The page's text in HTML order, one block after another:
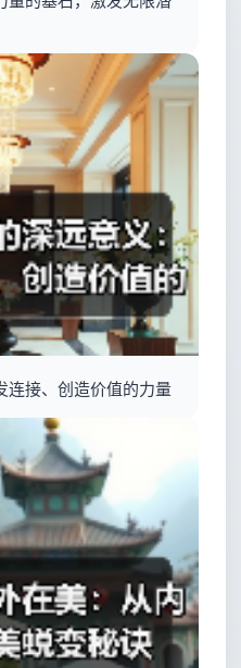
连接、创造价值的力量